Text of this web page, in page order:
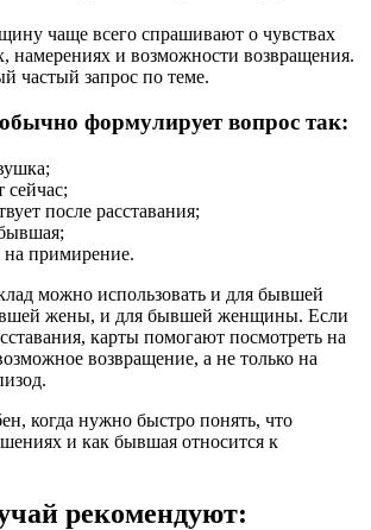
чаще всего спрашивают о чувствах
намерениях и возможности возвращения.
частый запрос по теме.
формулирует вопрос так:
сейчас;
после расставания;
на примирение.
можно использовать и для бывшей
жены, и для бывшей женщины. Если
карты помогают посмотреть на
возвращение, а не только на
когда нужно быстро понять, что
и как бывшая относится к
рекомендуют: